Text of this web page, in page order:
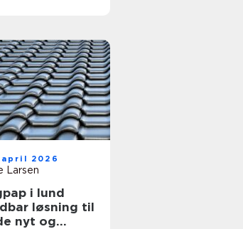
2026
Larsen
i lund
løsning til
nyt og